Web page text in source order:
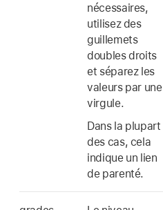
nécessaires,
utilisez des
guillemets
doubles droits
et séparez les
valeurs par une
virgule.
Dans la plupart
des cas, cela
indique un lien
de parenté.